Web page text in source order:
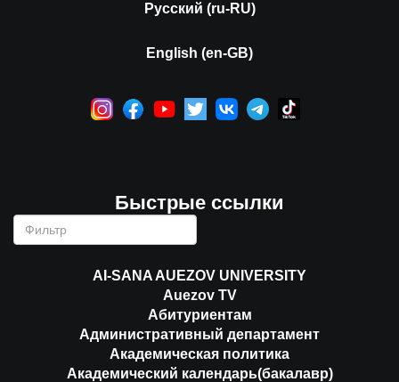
Русский (ru-RU)
English (en-GB)
Быстрые ссылки
AI-SANA AUEZOV UNIVERSITY
Auezov TV
Абитуриентам
Административный департамент
Академическая политика
Академический календарь(бакалавр)